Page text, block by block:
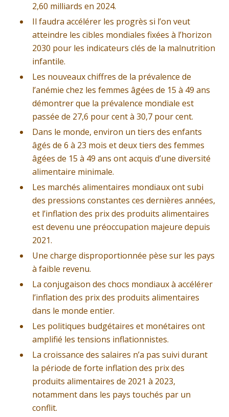
2,60 milliards en 2024.
Il faudra accélérer les progrès si l’on veut
atteindre les cibles mondiales fixées à l’horizon
2030 pour les indicateurs clés de la malnutrition
infantile.
Les nouveaux chiffres de la prévalence de
l’anémie chez les femmes âgées de 15 à 49 ans
démontrer que la prévalence mondiale est
passée de 27,6 pour cent à 30,7 pour cent.
Dans le monde, environ un tiers des enfants
âgés de 6 à 23 mois et deux tiers des femmes
âgées de 15 à 49 ans ont acquis d’une diversité
alimentaire minimale.
Les marchés alimentaires mondiaux ont subi
des pressions constantes ces dernières années,
et l’inflation des prix des produits alimentaires
est devenu une préoccupation majeure depuis
2021.
Une charge disproportionnée pèse sur les pays
à faible revenu.
La conjugaison des chocs mondiaux à accélérer
l’inflation des prix des produits alimentaires
dans le monde entier.
Les politiques budgétaires et monétaires ont
amplifié les tensions inflationnistes.
La croissance des salaires n’a pas suivi durant
la période de forte inflation des prix des
produits alimentaires de 2021 à 2023,
notamment dans les pays touchés par un
conflit.